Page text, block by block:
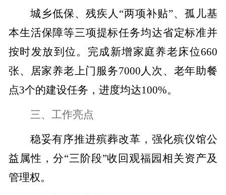
城乡低保、残疾人“两项补贴”、孤儿基
本生活保障等三项提标任务均达省定标准并
按时发放到位。完成新增家庭养老床位660
张、居家养老上门服务7000人次、老年助餐
点3个的建设任务，进度均达100%。
三、工作亮点
稳妥有序推进殡葬改革，强化殡仪馆公
益属性，分“三阶段”收回观福园相关资产及
管理权。